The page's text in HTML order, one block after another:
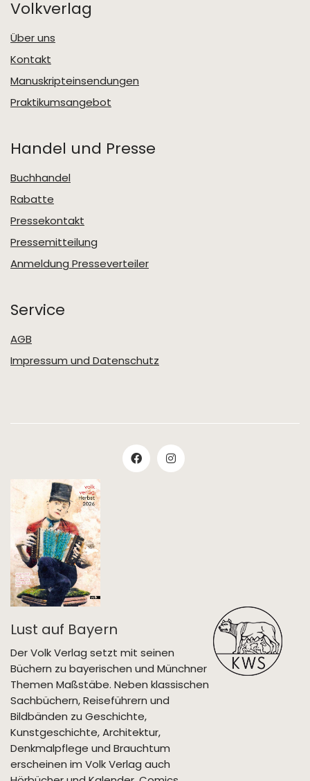
Volkverlag
Über uns
Kontakt
Manuskripteinsendungen
Praktikumsangebot
Handel und Presse
Buchhandel
Rabatte
Pressekontakt
Pressemitteilung
Anmeldung Presseverteiler
Service
AGB
Impressum und Datenschutz
Lust auf Bayern
Der Volk Verlag setzt mit seinen
Büchern zu bayerischen und Münchner
Themen Maßstäbe. Neben klassischen
Sachbüchern, Reiseführern und
Bildbänden zu Geschichte,
Kunstgeschichte, Architektur,
Denkmalpflege und Brauchtum
erscheinen im Volk Verlag auch